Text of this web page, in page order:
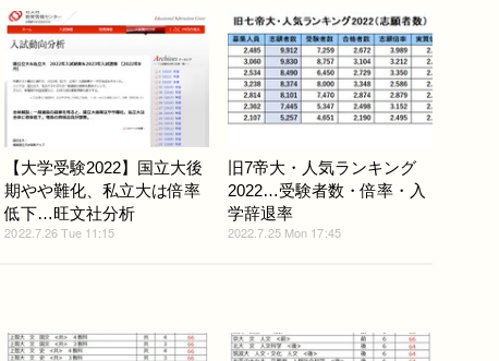
【大学受験2022】国立大後
期やや難化、私立大は倍率
低下…旺文社分析
2022.7.26 Tue 11:15
旧7帝大・人気ランキング
2022…受験者数・倍率・入
学辞退率
2022.7.25 Mon 17:45